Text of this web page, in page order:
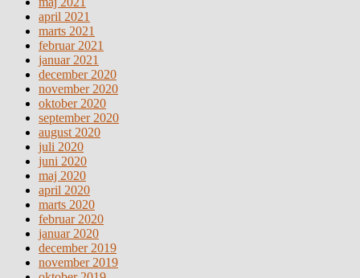
april 2021
marts 2021
februar 2021
januar 2021
december 2020
november 2020
oktober 2020
september 2020
august 2020
juli 2020
juni 2020
maj 2020
april 2020
marts 2020
februar 2020
januar 2020
december 2019
november 2019